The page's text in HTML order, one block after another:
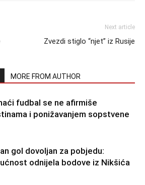
Next article
Zvezdi stiglo “njet” iz Rusije
MORE FROM AUTHOR
fudbal se ne afirmiše
i ponižavanjem sopstvene
gol dovoljan za pobjedu:
odnijela bodove iz Nikšića